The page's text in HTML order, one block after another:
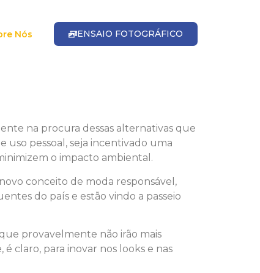
ENSAIO FOTOGRÁFICO
Nós
na procura dessas alternativas que
uso pessoal, seja incentivado uma
o impacto ambiental.
conceito de moda responsável,
do país e estão vindo a passeio
provavelmente não irão mais
claro, para inovar nos looks e nas